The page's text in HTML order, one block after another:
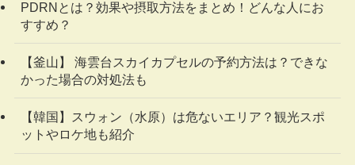
PDRNとは？効果や摂取方法をまとめ！どんな人にお
すすめ？
【釜山】 海雲台スカイカプセルの予約方法は？できな
かった場合の対処法も
【韓国】スウォン（水原）は危ないエリア？観光スポ
ットやロケ地も紹介